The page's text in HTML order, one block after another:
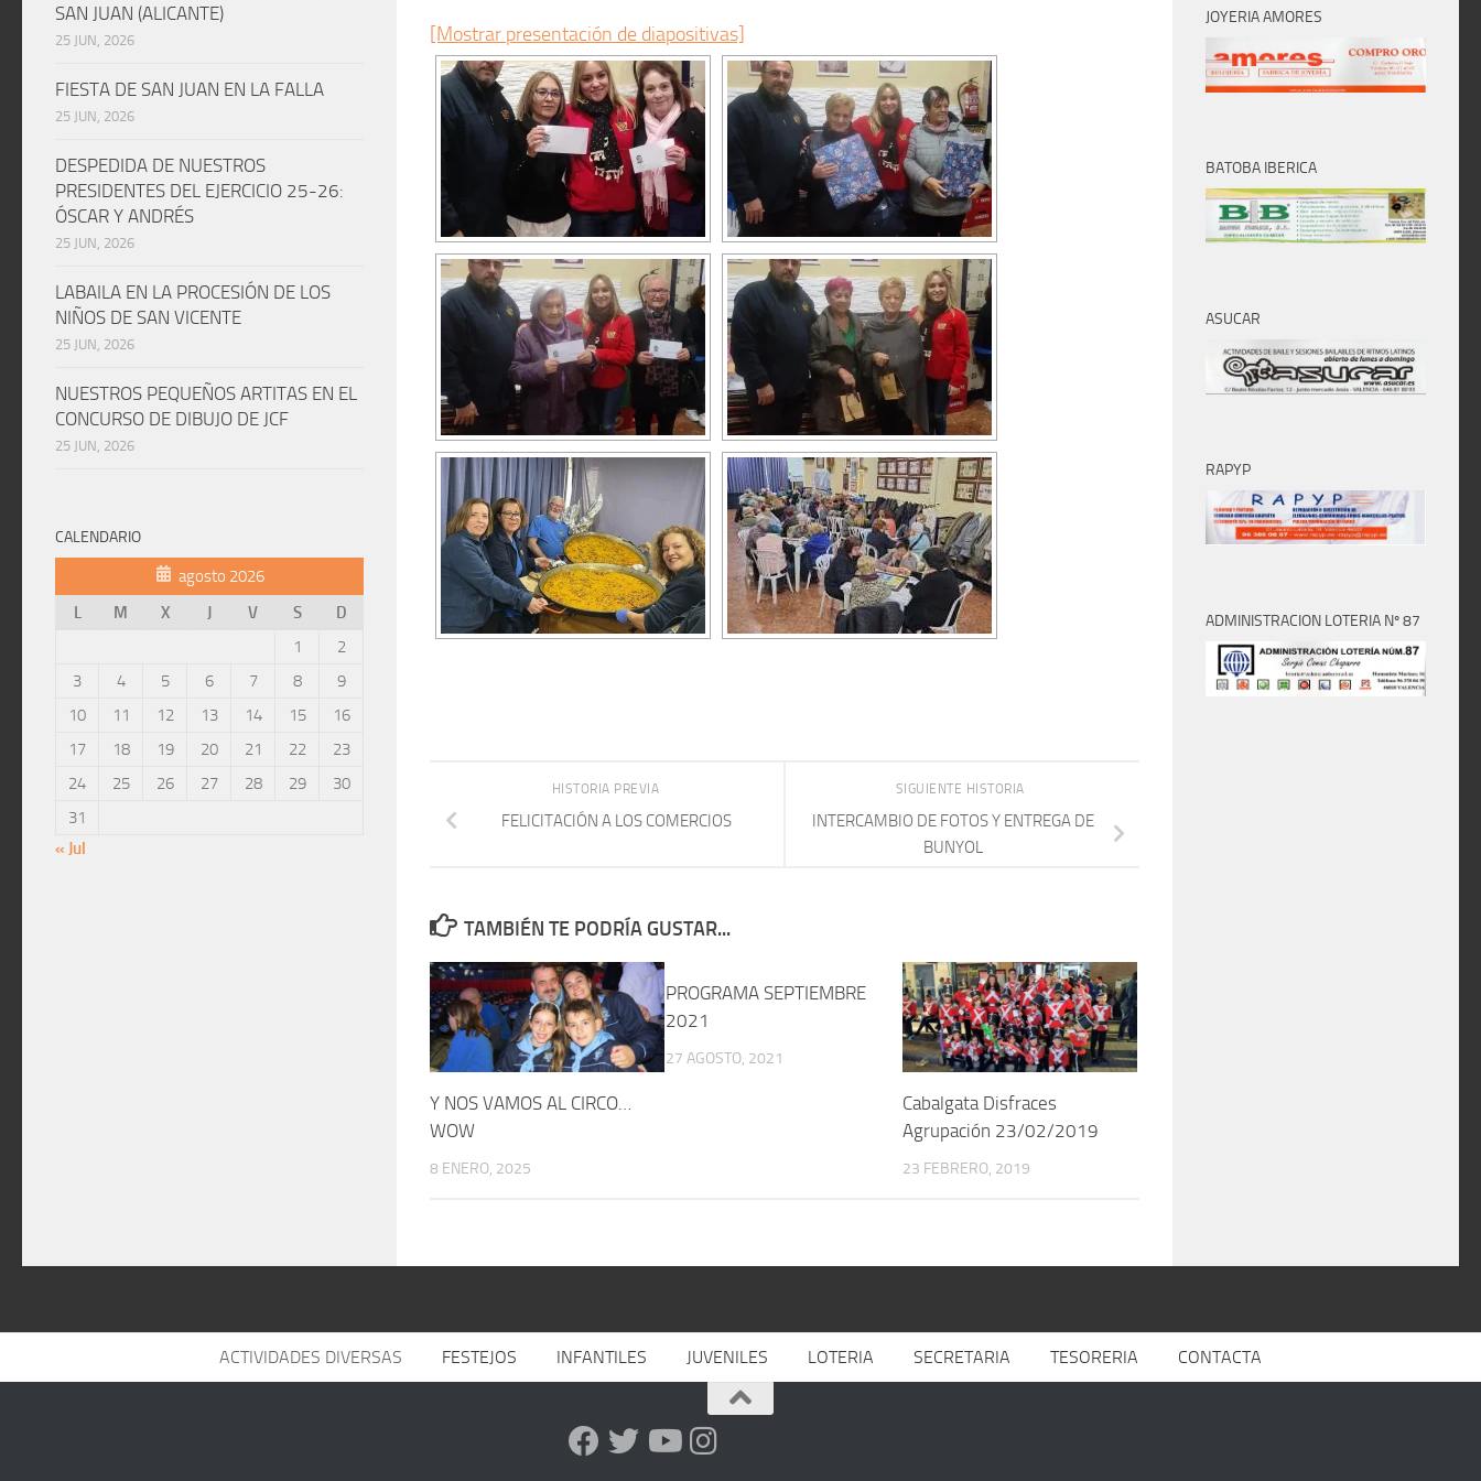
[Mostrar presentación de diapositivas]
SIGUIENTE HISTORIA
INTERCAMBIO DE FOTOS Y ENTREGA DE
BUNYOL
HISTORIA PREVIA
FELICITACIÓN A LOS COMERCIOS
TAMBIÉN TE PODRÍA GUSTAR...
Y NOS VAMOS AL CIRCO…
WOW
8 ENERO, 2025
PROGRAMA SEPTIEMBRE
2021
27 AGOSTO, 2021
Cabalgata Disfraces
Agrupación 23/02/2019
23 FEBRERO, 2019
SAN JUAN (ALICANTE)
25 JUN, 2026
FIESTA DE SAN JUAN EN LA FALLA
25 JUN, 2026
DESPEDIDA DE NUESTROS
PRESIDENTES DEL EJERCICIO 25-26:
ÓSCAR Y ANDRÉS
25 JUN, 2026
LABAILA EN LA PROCESIÓN DE LOS
NIÑOS DE SAN VICENTE
25 JUN, 2026
NUESTROS PEQUEÑOS ARTITAS EN EL
CONCURSO DE DIBUJO DE JCF
25 JUN, 2026
CALENDARIO
agosto 2026
L
M X J V S
D
1
2
3
4 5 6 7 8
9
10
11 12 13 14 15
16
17
18 19 20 21 22
23
24
25 26 27 28 29
30
31
« Jul
JOYERIA AMORES
BATOBA IBERICA
ASUCAR
RAPYP
ADMINISTRACION LOTERIA Nº 87
ACTIVIDADES DIVERSAS FESTEJOS INFANTILES JUVENILES LOTERIA SECRETARIA TESORERIA CONTACTA